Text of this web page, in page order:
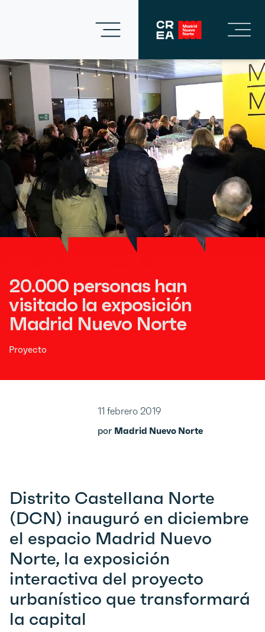
20.000 personas han
visitado la exposición
Madrid Nuevo Norte
Proyecto
Distrito Castellana Norte
(DCN) inauguró en diciembre
el espacio Madrid Nuevo
Norte, la exposición
interactiva del proyecto
urbanístico que transformará
la capital
11 febrero 2019
por Madrid Nuevo Norte